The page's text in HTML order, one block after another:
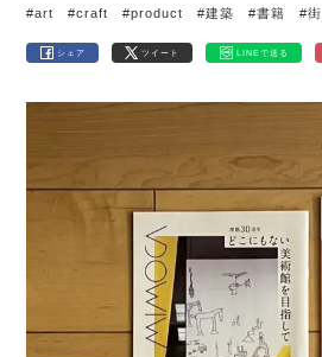
#art #craft #product #建築 #書籍 #街
シェア ツイート LINEで送る